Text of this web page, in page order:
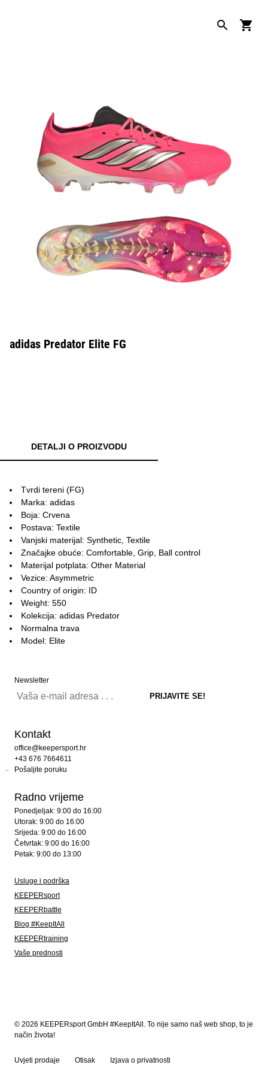
adidas Predator Elite FG
DETALJI O PROIZVODU
Tvrdi tereni (FG)
Marka: adidas
Boja: Crvena
Postava: Textile
Vanjski materijal: Synthetic, Textile
Značajke obuće: Comfortable, Grip, Ball control
Materijal potplata: Other Material
Vezice: Asymmetric
Country of origin: ID
Weight: 550
Kolekcija: adidas Predator
Normalna trava
Model: Elite
Newsletter
Kontakt
office@keepersport.hr
+43 676 7664611
Pošaljite poruku
Radno vrijeme
Ponedjeljak: 9:00 do 16:00
Utorak: 9:00 do 16:00
Srijeda: 9:00 do 16:00
Četvrtak: 9:00 do 16:00
Petak: 9:00 do 13:00
Usluge i podrška
KEEPERsport
KEEPERbattle
Blog #KeepItAll
KEEPERtraining
Vaše prednosti
© 2026 KEEPERsport GmbH #KeepItAll. To nije samo naš web shop, to je
način života!
Uvjeti prodaje Otisak Izjava o privatnosti